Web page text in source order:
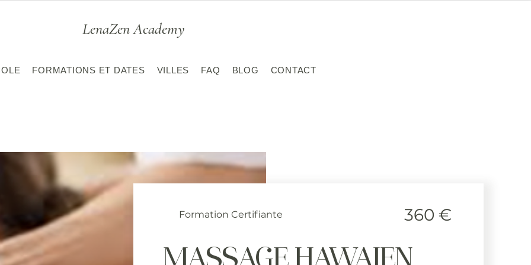
LenaZen Academy
FORMATIONS ET DATES VILLES FAQ BLOG CONTACT
Formation Certifiante 360 €
MASSAGE HAWAIEN